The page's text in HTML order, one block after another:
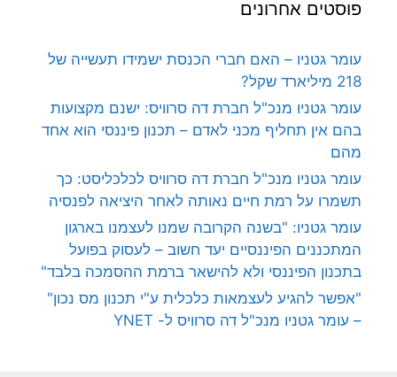
פוסטים אחרונים
עומר גטניו – האם חברי הכנסת ישמידו תעשייה של
218 מיליארד שקל?
עומר גטניו מנכ"ל חברת דה סרוויס: ישנם מקצועות
בהם אין תחליף מכני לאדם – תכנון פיננסי הוא אחד
מהם
עומר גטניו מנכ"ל חברת דה סרוויס לכלכליסט: כך
תשמרו על רמת חיים נאותה לאחר היציאה לפנסיה
עומר גטניו: "בשנה הקרובה שמנו לעצמנו בארגון
המתכננים הפיננסיים יעד חשוב – לעסוק בפועל
בתכנון הפיננסי ולא להישאר ברמת ההסמכה בלבד"
"אפשר להגיע לעצמאות כלכלית ע"י תכנון מס נכון"
– עומר גטניו מנכ"ל דה סרוויס ל- YNET